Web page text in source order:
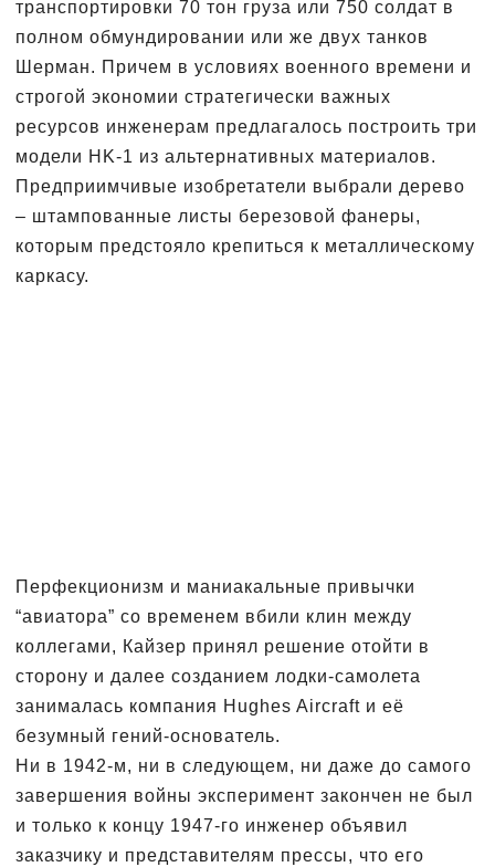
транспортировки 70 тон груза или 750 солдат в
полном обмундировании или же двух танков
Шерман. Причем в условиях военного времени и
строгой экономии стратегически важных
ресурсов инженерам предлагалось построить три
модели HK-1 из альтернативных материалов.
Предприимчивые изобретатели выбрали дерево
– штампованные листы березовой фанеры,
которым предстояло крепиться к металлическому
каркасу.
Перфекционизм и маниакальные привычки
“авиатора” со временем вбили клин между
коллегами, Кайзер принял решение отойти в
сторону и далее созданием лодки-самолета
занималась компания Hughes Aircraft и её
безумный гений-основатель.
Ни в 1942-м, ни в следующем, ни даже до самого
завершения войны эксперимент закончен не был
и только к концу 1947-го инженер объявил
заказчику и представителям прессы, что его